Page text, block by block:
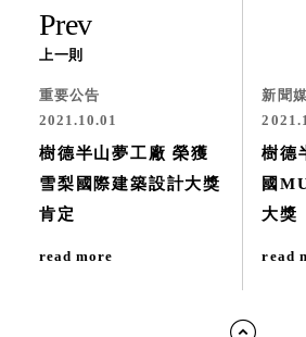
Prev
上一則
重要公告
2021.10.01
樹德半山夢工廠 榮獲
雪梨國際建築設計大獎
肯定
read more
新聞
樹德
國
大獎
read